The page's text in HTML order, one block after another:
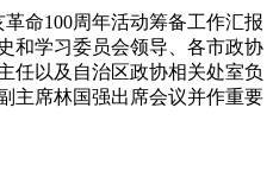
命100周年活动筹备工作汇报
和学习委员会领导、各市政协
任以及自治区政协相关处室负
主席林国强出席会议并作重要